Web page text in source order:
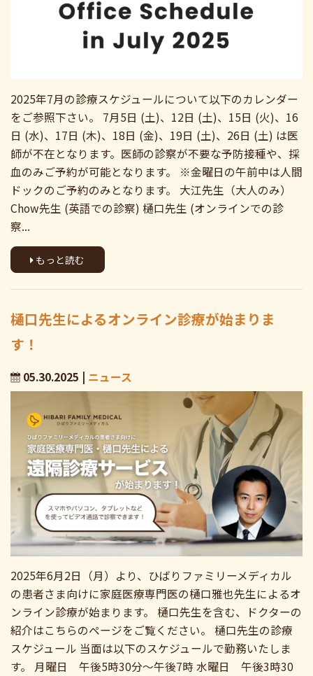
2025年7月の診療スケジュールについて以下のカレンダー
をご参照下さい。 7月5日 (土)、12日 (土)、15日 (火)、16
日 (水)、17日 (木)、18日 (金)、19日 (土)、26日 (土) は医
師が不在となります。医師の診察が不要な予防接種や、採
血のみご予約が可能となります。 ※金曜日の午前中は人間
ドックのご予約のみとなります。 大江先生（大人のみ）
Chow先生 (英語での診察) 樋口先生 (オンラインでの診
察...
もっと読む
樋口先生によるオンライン診療が始まりま
す！
05.30.2025 | ニュース
2025年6月2日（月）より、ひばりファミリーメディカル
の患者さま向けに家庭医療専門医の樋口雅也先生によるオ
ンライン診療が始まります。 樋口先生を含む、ドクターの
紹介はこちらのページをご覧ください。 樋口先生の診療
スケジュール 当面は以下のスケジュールで勤務いたしま
す。 月曜日 午後5時30分〜午後7時 水曜日 午後3時30